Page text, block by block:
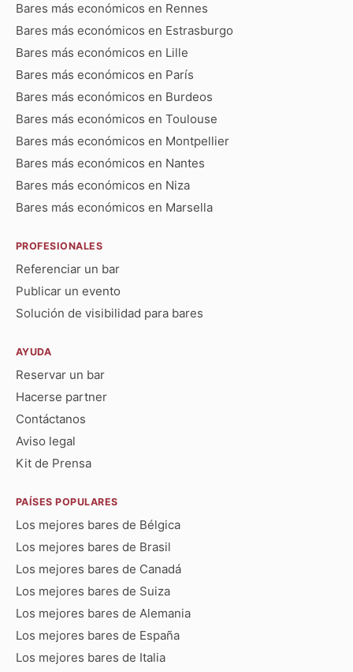
Bares más económicos en Rennes
Bares más económicos en Estrasburgo
Bares más económicos en Lille
Bares más económicos en París
Bares más económicos en Burdeos
Bares más económicos en Toulouse
Bares más económicos en Montpellier
Bares más económicos en Nantes
Bares más económicos en Niza
Bares más económicos en Marsella
PROFESIONALES
Referenciar un bar
Publicar un evento
Solución de visibilidad para bares
AYUDA
Reservar un bar
Hacerse partner
Contáctanos
Aviso legal
Kit de Prensa
PAÍSES POPULARES
Los mejores bares de Bélgica
Los mejores bares de Brasil
Los mejores bares de Canadá
Los mejores bares de Suiza
Los mejores bares de Alemania
Los mejores bares de España
Los mejores bares de Italia